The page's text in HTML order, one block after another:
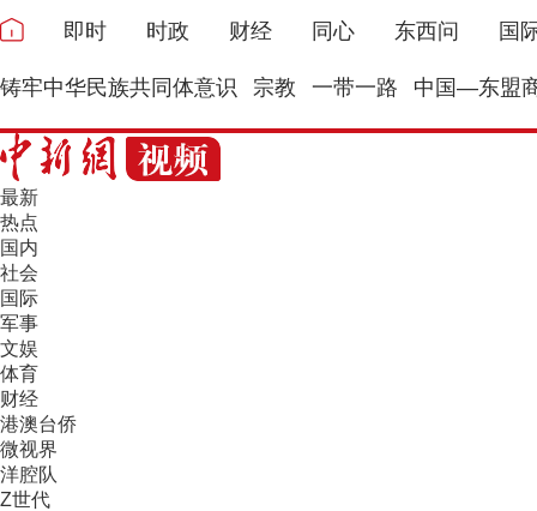
即时 时政 财经 同心 东西问 国
铸牢中华民族共同体意识 宗教 一带一路 中国—东盟
最新
热点
国内
社会
国际
军事
文娱
体育
财经
港澳台侨
微视界
洋腔队
Z世代